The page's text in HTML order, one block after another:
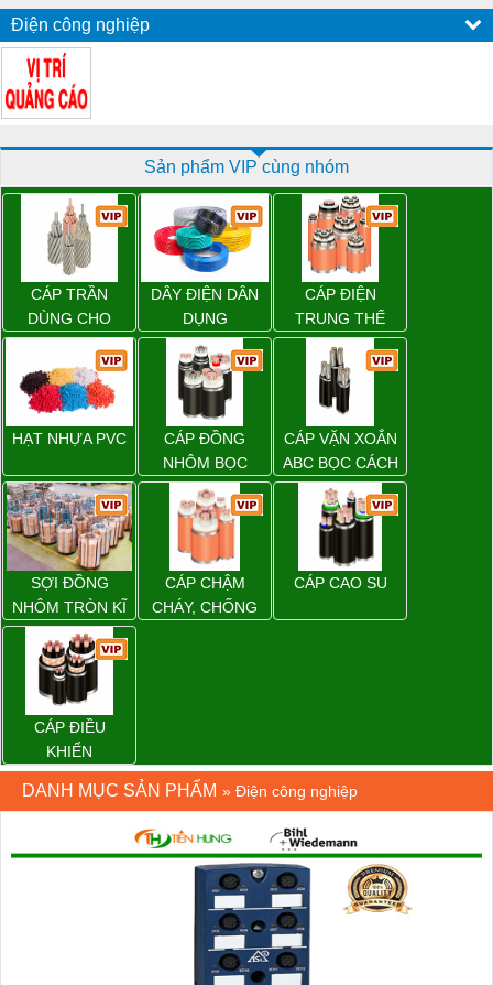
Điện công nghiệp
Sản phẩm VIP cùng nhóm
CÁP TRẦN
DÙNG CHO
ĐƯỜNG DÂY
TẢI ĐIỆN TRÊN
KHÔNG
DÂY ĐIỆN DÂN
DỤNG
CÁP ĐIỆN
TRUNG THẾ
HẠT NHỰA PVC
CÁP ĐỒNG
NHÔM BỌC
CÁP VẶN XOẮN
ABC BỌC CÁCH
ĐIỆN XLPE
SỢI ĐỒNG
NHÔM TRÒN KĨ
THUẬT ĐIỆN
CÁP CHẬM
CHÁY, CHỐNG
CÁP CAO SU
CÁP ĐIỀU
KHIỂN
DANH MỤC SẢN PHẨM » Điện công nghiệp